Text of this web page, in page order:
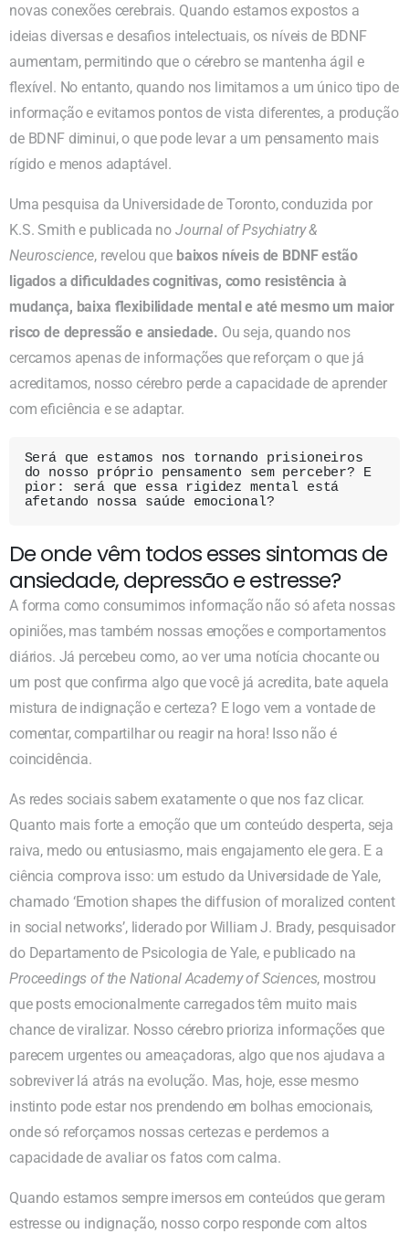
novas conexões cerebrais. Quando estamos expostos a
ideias diversas e desafios intelectuais, os níveis de BDNF
aumentam, permitindo que o cérebro se mantenha ágil e
flexível. No entanto, quando nos limitamos a um único tipo de
informação e evitamos pontos de vista diferentes, a produção
de BDNF diminui, o que pode levar a um pensamento mais
rígido e menos adaptável.
Uma pesquisa da Universidade de Toronto, conduzida por
K.S. Smith e publicada no Journal of Psychiatry &
Neuroscience, revelou que baixos níveis de BDNF estão
ligados a dificuldades cognitivas, como resistência à
mudança, baixa flexibilidade mental e até mesmo um maior
risco de depressão e ansiedade. Ou seja, quando nos
cercamos apenas de informações que reforçam o que já
acreditamos, nosso cérebro perde a capacidade de aprender
com eficiência e se adaptar.
Será que estamos nos tornando prisioneiros
do nosso próprio pensamento sem perceber? E
pior: será que essa rigidez mental está
afetando nossa saúde emocional?
De onde vêm todos esses sintomas de
ansiedade, depressão e estresse?
A forma como consumimos informação não só afeta nossas
opiniões, mas também nossas emoções e comportamentos
diários. Já percebeu como, ao ver uma notícia chocante ou
um post que confirma algo que você já acredita, bate aquela
mistura de indignação e certeza? E logo vem a vontade de
comentar, compartilhar ou reagir na hora! Isso não é
coincidência.
As redes sociais sabem exatamente o que nos faz clicar.
Quanto mais forte a emoção que um conteúdo desperta, seja
raiva, medo ou entusiasmo, mais engajamento ele gera. E a
ciência comprova isso: um estudo da Universidade de Yale,
chamado ‘Emotion shapes the diffusion of moralized content
in social networks’, liderado por William J. Brady, pesquisador
do Departamento de Psicologia de Yale, e publicado na
Proceedings of the National Academy of Sciences, mostrou
que posts emocionalmente carregados têm muito mais
chance de viralizar. Nosso cérebro prioriza informações que
parecem urgentes ou ameaçadoras, algo que nos ajudava a
sobreviver lá atrás na evolução. Mas, hoje, esse mesmo
instinto pode estar nos prendendo em bolhas emocionais,
onde só reforçamos nossas certezas e perdemos a
capacidade de avaliar os fatos com calma.
Quando estamos sempre imersos em conteúdos que geram
estresse ou indignação, nosso corpo responde com altos